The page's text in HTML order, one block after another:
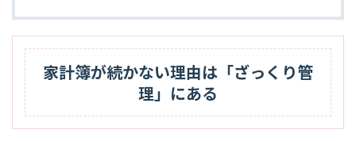
家計簿が続かない理由は「ざっくり管
理」にある